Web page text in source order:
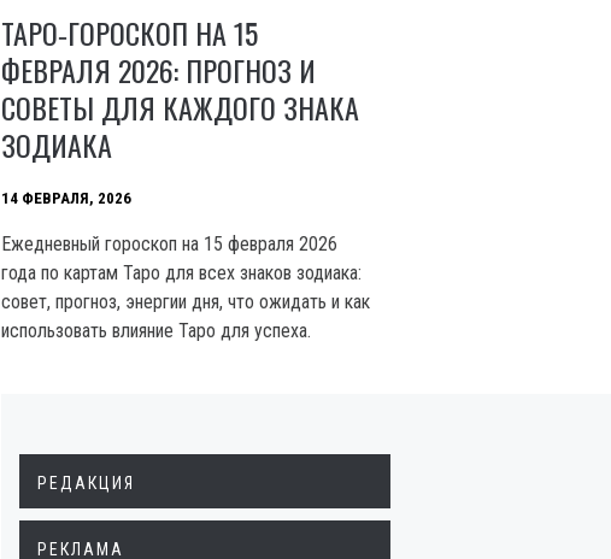
ТАРО‑ГОРОСКОП НА 15
ФЕВРАЛЯ 2026: ПРОГНОЗ И
СОВЕТЫ ДЛЯ КАЖДОГО ЗНАКА
ЗОДИАКА
14 ФЕВРАЛЯ, 2026
Ежедневный гороскоп на 15 февраля 2026
года по картам Таро для всех знаков зодиака:
совет, прогноз, энергии дня, что ожидать и как
использовать влияние Таро для успеха.
РЕДАКЦИЯ
РЕКЛАМА